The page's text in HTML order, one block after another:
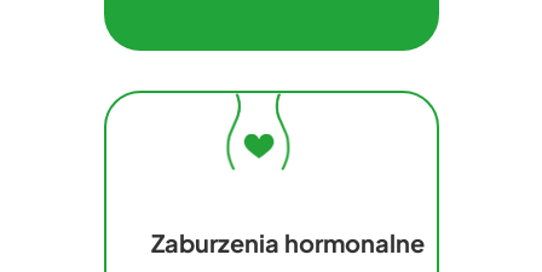
Zaburzenia hormonalne